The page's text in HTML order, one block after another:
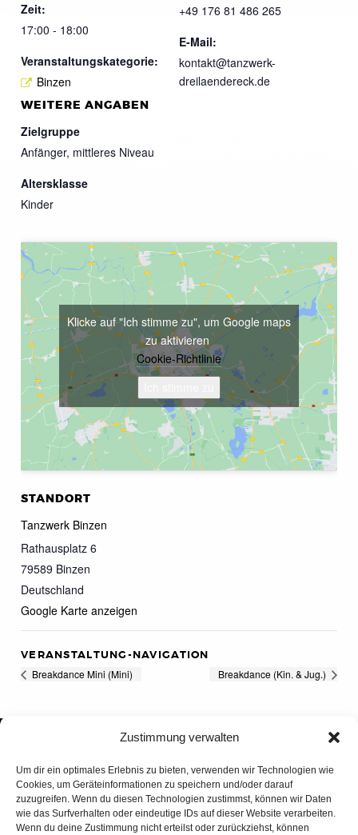
Zustimmung verwalten
Um dir ein optimales Erlebnis zu bieten, verwenden wir Technologien wie
Cookies, um Geräteinformationen zu speichern und/oder darauf
zuzugreifen. Wenn du diesen Technologien zustimmst, können wir Daten
wie das Surfverhalten oder eindeutige IDs auf dieser Website verarbeiten.
Wenn du deine Zustimmung nicht erteilst oder zurückziehst, können
Zeit:
17:00 - 18:00
Veranstaltungskategorie:
Binzen
+49 176 81 486 265
E-Mail:
kontakt@tanzwerk-
dreilaendereck.de
WEITERE ANGABEN
Zielgruppe
Anfänger, mittleres Niveau
Altersklasse
Kinder
STANDORT
Tanzwerk Binzen
Rathausplatz 6
79589 Binzen
Deutschland
Google Karte anzeigen
Klicke auf "Ich stimme zu", um Google maps
zu aktivieren
Cookie-Richtlinie
VERANSTALTUNG-NAVIGATION
Breakdance Mini (Mini) Breakdance (Kin. & Jug.)